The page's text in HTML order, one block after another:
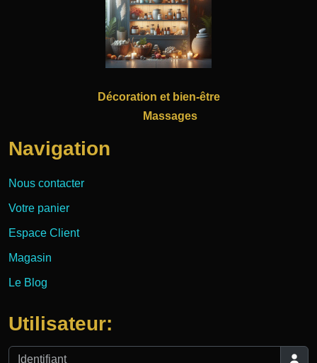
Décoration et bien-être
Massages
Navigation
Nous contacter
Votre panier
Espace Client
Magasin
Le Blog
Utilisateur:
Identifiant